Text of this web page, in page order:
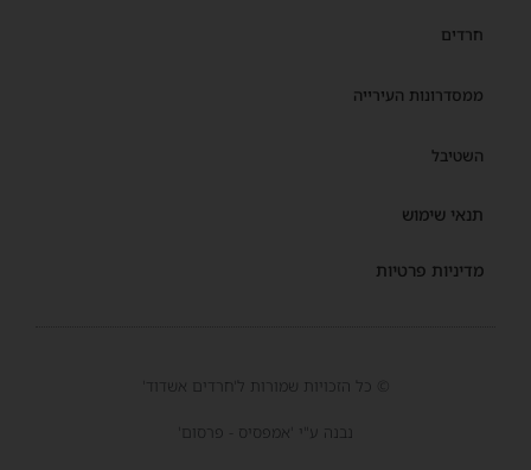
חרדים
ממסדרונות העירייה
השטיבל
תנאי שימוש
מדיניות פרטיות
© כל הזכויות שמורות ל'חרדים אשדוד'
נבנה ע"י 'אמפסיס - פרסום'